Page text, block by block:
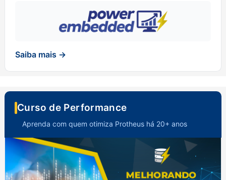
Saiba mais →
Curso de Performance
Aprenda com quem otimiza Protheus há 20+ anos